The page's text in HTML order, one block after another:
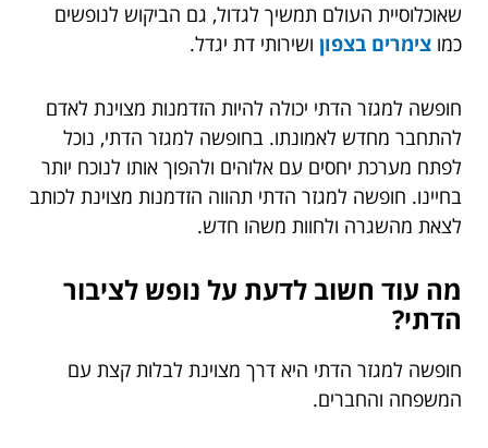
שאוכלוסיית העולם תמשיך לגדול, גם הביקוש לנופשים
כמו צימרים בצפון ושירותי דת יגדל.
חופשה למגזר הדתי יכולה להיות הזדמנות מצוינת לאדם
להתחבר מחדש לאמונתו. בחופשה למגזר הדתי, נוכל
לפתח מערכת יחסים עם אלוהים ולהפוך אותו לנוכח יותר
בחיינו. חופשה למגזר הדתי תהווה הזדמנות מצוינת לכותב
לצאת מהשגרה ולחוות משהו חדש.
מה עוד חשוב לדעת על נופש לציבור
הדתי?
חופשה למגזר הדתי היא דרך מצוינת לבלות קצת עם
המשפחה והחברים.